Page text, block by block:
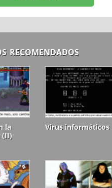
recomendados
la
(II)
Virus informáticos